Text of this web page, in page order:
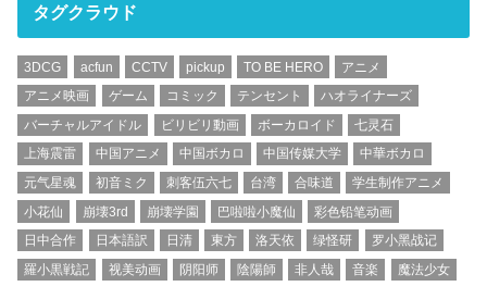
タグクラウド
3DCG acfun CCTV pickup TO BE HERO
アニメ
アニメ映画
ゲーム コミック テンセント
ハオライナーズ
バーチャルアイドル
ビリビリ動画 ボーカロイド
七灵石
上海震雷
中国アニメ 中国ボカロ 中国传媒大学
中華ボカロ
元气星魂
初音ミク 刺客伍六七 台湾 合味道
学生制作アニメ
小花仙
崩壊3rd 崩壊学園 巴啦啦小魔仙
彩色铅笔动画
日中合作
日本語訳 日清 東方 洛天依 绿怪研
罗小黑战记
羅小黒戦記
视美动画 阴阳师 陰陽師 非人哉 音楽 魔法少女